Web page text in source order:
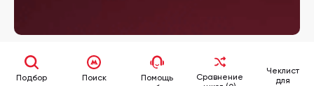
Подбор
Поиск
Помощь
Сравнение
Чеклист
для